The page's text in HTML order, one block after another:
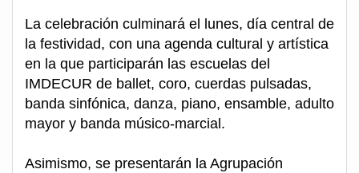
La celebración culminará el lunes, día central de
la festividad, con una agenda cultural y artística
en la que participarán las escuelas del
IMDECUR de ballet, coro, cuerdas pulsadas,
banda sinfónica, danza, piano, ensamble, adulto
mayor y banda músico-marcial.
Asimismo, se presentarán la Agrupación